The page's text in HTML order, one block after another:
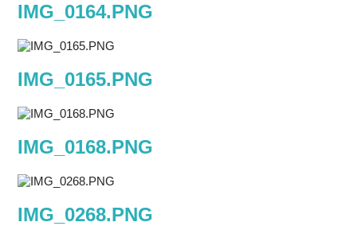
IMG_0164.PNG
IMG_0165.PNG
IMG_0168.PNG
IMG_0268.PNG